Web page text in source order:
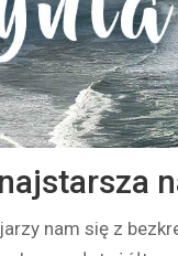
nam się z